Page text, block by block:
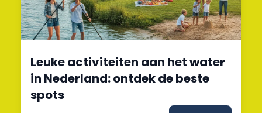
Leuke activiteiten aan het water
in Nederland: ontdek de beste
spots